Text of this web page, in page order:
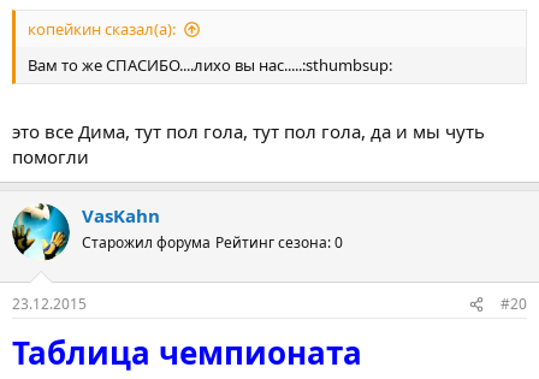
копейкин сказал(а):
Вам то же СПАСИБО....лихо вы нас.....:sthumbsup:
это все Дима, тут пол гола, тут пол гола, да и мы чуть
помогли
VasKahn
Старожил форума Рейтинг сезона: 0
23.12.2015 #20
Таблица чемпионата